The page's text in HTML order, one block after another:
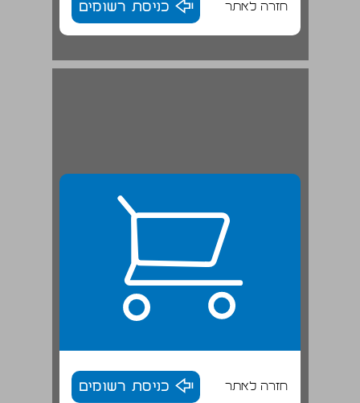
חזרה לאתר כניסת רשומים
ירושלים — הרים סביב לה ... 20
חזרה לאתר כניסת רשומים